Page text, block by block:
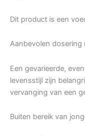
Dit product is een
Aanbevolen dosering
Een gevarieerde,
levensstijl zijn
vervanging van een
Buiten bereik van